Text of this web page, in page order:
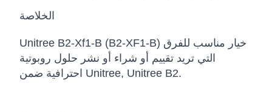
الخلاصة
Unitree B2-Xf1-B (B2-XF1-B) خيار مناسب للفرق
التي تريد تقييم أو شراء أو نشر حلول روبوتية
احترافية ضمن Unitree, Unitree B2.